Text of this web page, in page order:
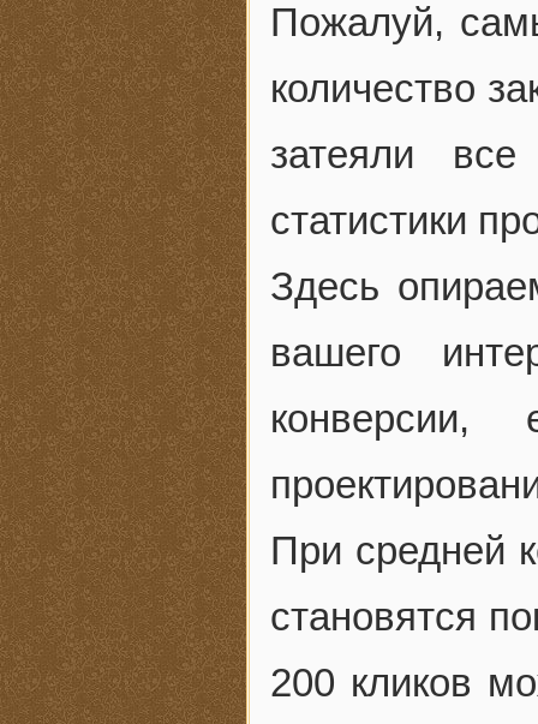
Пожалуй,
количество
затеяли
статистики
Здесь
вашего
При средней
становятся
200 кликов